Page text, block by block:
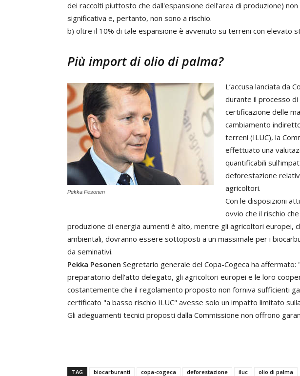
dei raccolti piuttosto che dall'espansione dell'area di produzione)
significativa e, pertanto, non sono a rischio.
b) oltre il 10% di tale espansione è avvenuto su terreni con elevato
Più import di olio di palma?
Pekka Pesonen
L’accusa lanciata da
durante il processo
certificazione delle
cambiamento
terreni (ILUC), la
effettuato una
quantificabili
deforestazione
agricoltori.
Con le disposizioni
ovvio che il rischio
produzione di energia aumenti è alto, mentre gli agricoltori europei,
ambientali, dovranno essere sottoposti a un massimale per i
da seminativi.
Pekka Pesonen Segretario generale del Copa-Cogeca ha affermato:
preparatorio dell'atto delegato, gli agricoltori europei e le loro
costantemente che il regolamento proposto non forniva sufficienti
certificato "a basso rischio ILUC" avesse solo un impatto limitato
Gli adeguamenti tecnici proposti dalla Commissione non offrono
TAG biocarburanti copa-cogeca deforestazione iluc olio di palma